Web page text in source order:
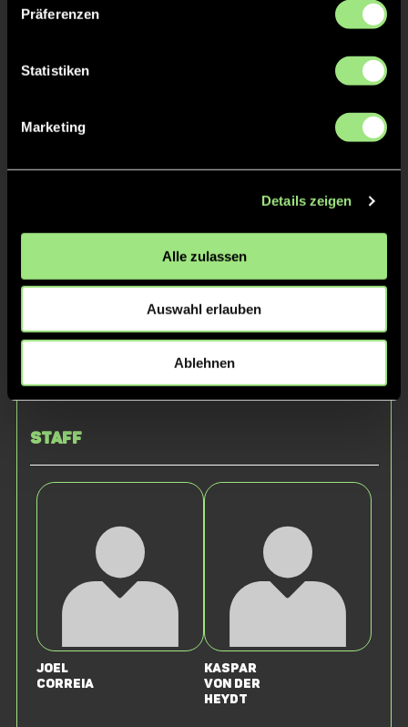
Präferenzen
Statistiken
Marketing
Details zeigen
Alle zulassen
Auswahl erlauben
Ablehnen
Emil
Lennard
Staff
Joel
Correia
Kaspar
von der
Heydt